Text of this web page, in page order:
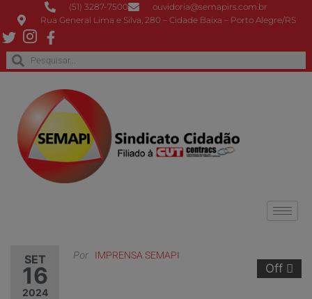
(51) 3287-7500
ouvidoria@semapirs.com.br
Rua General Lima e Silva, 280 – Cidade Baixa – Porto Alegre/RS
SET
16
2024
Off
Por IMPRENSA SEMAPI